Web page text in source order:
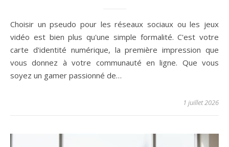
Choisir un pseudo pour les réseaux sociaux ou les jeux
vidéo est bien plus qu'une simple formalité. C'est votre
carte d'identité numérique, la première impression que
vous donnez à votre communauté en ligne. Que vous
soyez un gamer passionné de…
1 juillet 2026